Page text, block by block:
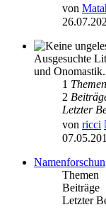
von
Ausgesuchte
und Onomastik.
1 Themen
2
Letzter
von ricci
Themen
Beiträge
Letzter